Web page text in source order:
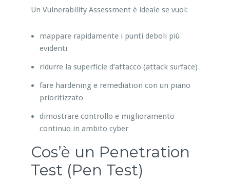
Un Vulnerability Assessment è ideale se vuoi:
mappare rapidamente i punti deboli più
evidenti
ridurre la superficie d’attacco (attack surface)
fare hardening e remediation con un piano
prioritizzato
dimostrare controllo e miglioramento
continuo in ambito cyber
Cos’è un Penetration
Test (Pen Test)